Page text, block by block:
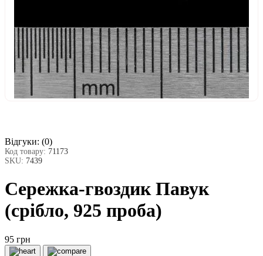
Відгуки: (0)
Код товару: 71173
SKU: 7439
Сережка-гвоздик Павук
(срібло, 925 проба)
95 грн